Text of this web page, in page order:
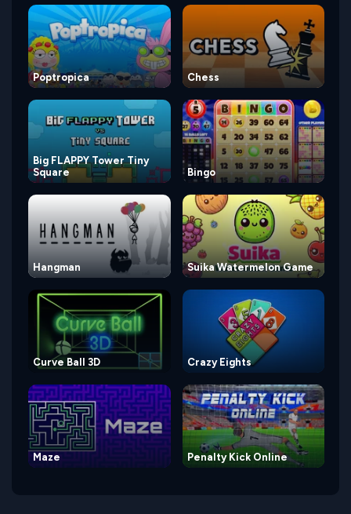
Poptropica Chess
Big FLAPPY Tower Tiny
Square
Bingo
Hangman Suika Watermelon Game
Curve Ball 3D Crazy Eights
Maze Penalty Kick Online